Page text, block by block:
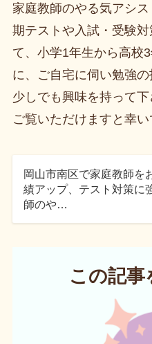
家庭教師のやる気アシ
期テストや入試・受験
て、小学1年生から高校
に、ご自宅に伺い勉強の
少しでも興味を持って
ご覧いただけますと幸い
岡山市南区で家庭教師を
績アップ、テスト対策に
師のや…
この記事